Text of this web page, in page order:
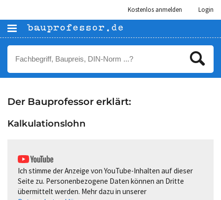
Kostenlos anmelden Login
Der Bauprofessor erklärt:
Kalkulationslohn
Ich stimme der Anzeige von YouTube-Inhalten auf dieser
Seite zu. Personenbezogene Daten können an Dritte
übermittelt werden. Mehr dazu in unserer